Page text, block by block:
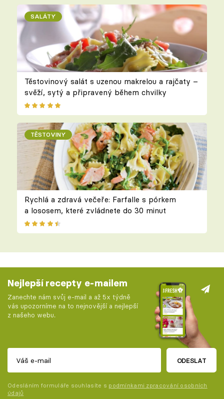
SALÁTY
Těstovinový salát s uzenou makrelou a rajčaty –
svěží, sytý a připravený během chvilky
TĚSTOVINY
Rychlá a zdravá večeře: Farfalle s pórkem
a lososem, které zvládnete do 30 minut
Nejlepší recepty e-mailem
Zanechte nám svůj e-mail a až 5x týdně
vás upozorníme na to nejnovější a nejlepší
z našeho webu.
ODESLAT
Odesláním formuláře souhlasíte s podmínkami zpracování osobních
údajů